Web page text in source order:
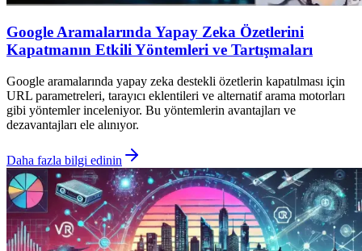
Google Aramalarında Yapay Zeka Özetlerini
Kapatmanın Etkili Yöntemleri ve Tartışmaları
Google aramalarında yapay zeka destekli özetlerin kapatılması için
URL parametreleri, tarayıcı eklentileri ve alternatif arama motorları
gibi yöntemler inceleniyor. Bu yöntemlerin avantajları ve
dezavantajları ele alınıyor.
Daha fazla bilgi edinin